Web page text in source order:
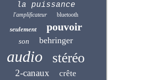
la puissance
l'amplificateur bluetooth
seulement pouvoir
son behringer
audio stéréo
2-canaux crête